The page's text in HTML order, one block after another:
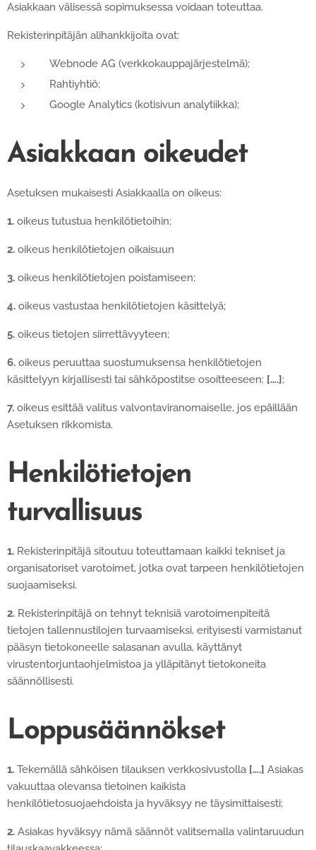
Asiakkaan välisessä sopimuksessa voidaan toteuttaa.
Rekisterinpitäjän alihankkijoita ovat:
Webnode AG (verkkokauppajärjestelmä);
Rahtiyhtiö;
Google Analytics (kotisivun analytiikka);
Asiakkaan oikeudet
Asetuksen mukaisesti Asiakkaalla on oikeus:
1. oikeus tutustua henkilötietoihin;
2. oikeus henkilötietojen oikaisuun
3. oikeus henkilötietojen poistamiseen;
4. oikeus vastustaa henkilötietojen käsittelyä;
5. oikeus tietojen siirrettävyyteen;
6. oikeus peruuttaa suostumuksensa henkilötietojen
käsittelyyn kirjallisesti tai sähköpostitse osoitteeseen: [….];
7. oikeus esittää valitus valvontaviranomaiselle, jos epäillään
Asetuksen rikkomista.
Henkilötietojen
turvallisuus
1. Rekisterinpitäjä sitoutuu toteuttamaan kaikki tekniset ja
organisatoriset varotoimet, jotka ovat tarpeen henkilötietojen
suojaamiseksi.
2. Rekisterinpitäjä on tehnyt teknisiä varotoimenpiteitä
tietojen tallennustilojen turvaamiseksi, erityisesti varmistanut
pääsyn tietokoneelle salasanan avulla, käyttänyt
virustentorjuntaohjelmistoa ja ylläpitänyt tietokoneita
säännöllisesti.
Loppusäännökset
1. Tekemällä sähköisen tilauksen verkkosivustolla [….] Asiakas
vakuuttaa olevansa tietoinen kaikista
henkilötietosuojaehdoista ja hyväksyy ne täysimittaisesti;
2. Asiakas hyväksyy nämä säännöt valitsemalla valintaruudun